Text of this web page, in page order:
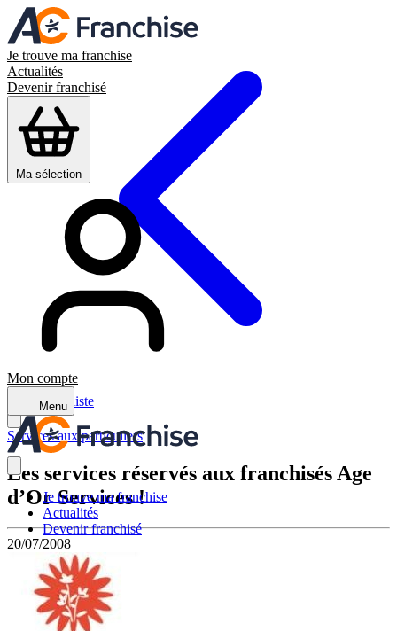
Je trouve ma franchise
Actualités
Devenir franchisé
Ma sélection
Mon compte
Menu
Je trouve ma franchise
Actualités
Devenir franchisé
Retour à la liste
Services aux particuliers
Les services réservés aux franchisés Age
d’Or Services !
20/07/2008